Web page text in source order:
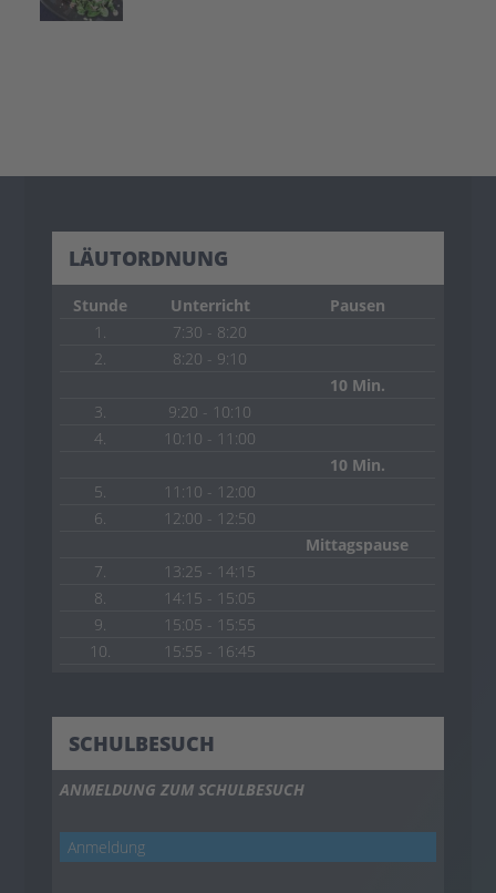
LÄUTORDNUNG
Stunde Unterricht
Pausen
1.
7:30 - 8:20
2.
8:20 - 9:10
10 Min.
3.
9:20 - 10:10
4.
10:10 - 11:00
10 Min.
5.
11:10 - 12:00
6.
12:00 - 12:50
Mittagspause
7.
13:25 - 14:15
8.
14:15 - 15:05
9.
15:05 - 15:55
10.
15:55 - 16:45
SCHULBESUCH
ANMELDUNG ZUM SCHULBESUCH
Anmeldung